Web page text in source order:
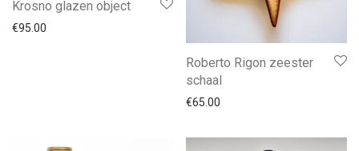
Krosno glazen object
€95.00
Roberto Rigon zeester
schaal
€65.00